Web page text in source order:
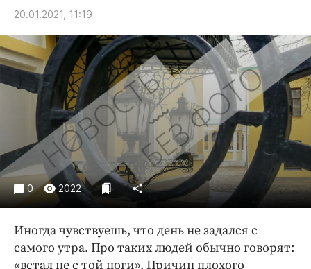
Народные новости
Авто и транспорт
Благоустройство
Криминал
Культура
Недвижимость и ЖКХ
Образование
Общество
Погода
Праздники
Спорт
Экономика и бизнес
20.01.2021, 11:19
0 2022
Иногда чувствуешь, что день не задался с
самого утра. Про таких людей обычно говорят:
«встал не с той ноги». Причин плохого